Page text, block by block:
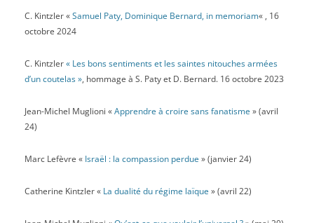
C. Kintzler «Samuel Paty, Dominique Bernard, in memoriam« , 16
octobre 2024
C. Kintzler« Les bons sentiments et les saintes nitouches armées
d’un coutelas », hommage à S. Paty et D. Bernard. 16 octobre 2023
Jean-Michel Muglioni «Apprendre à croire sans fanatisme » (avril
24)
Marc Lefèvre « Israël : la compassion perdue » (janvier 24)
Catherine Kintzler « La dualité du régime laïque » (avril 22)